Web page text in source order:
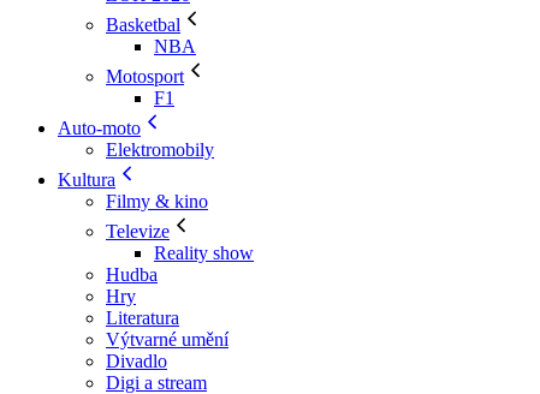
Basketbal
NBA
Motosport
F1
Auto-moto
Elektromobily
Kultura
Filmy & kino
Televize
Reality show
Hudba
Hry
Literatura
Výtvarné umění
Divadlo
Digi a stream